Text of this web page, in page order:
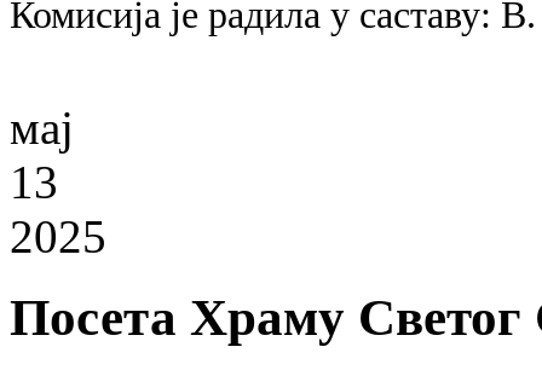
Комисија је радила у
мај
13
2025
Посета Храму Светог